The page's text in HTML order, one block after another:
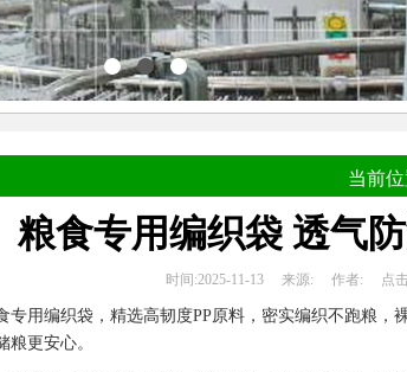
当前位
粮食专用编织袋 透气
时间:2025-11-13 来源: 作者: 点
专用编织袋，精选高韧度PP原料，密实编织不跑粮，
粮更安心。